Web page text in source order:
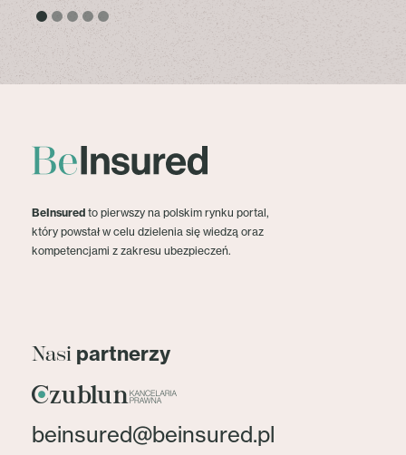
BeInsured to pierwszy na polskim rynku portal,
który powstał w celu dzielenia się wiedzą oraz
kompetencjami z zakresu ubezpieczeń.
Nasi partnerzy
beinsured@beinsured.pl